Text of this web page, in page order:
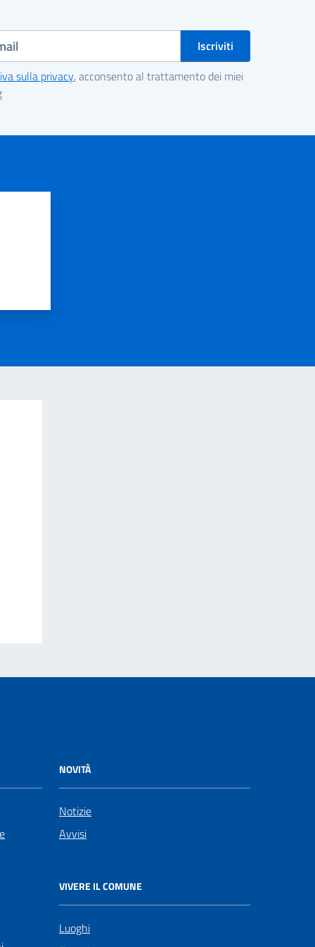
sulla privacy, acconsento al trattamento dei miei
NOVITÀ
Notizie
Avvisi
VIVERE IL COMUNE
Luoghi